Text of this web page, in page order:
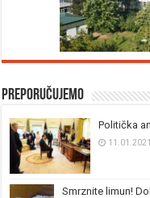
Preporučujemo
Politička
Smrznite limun!